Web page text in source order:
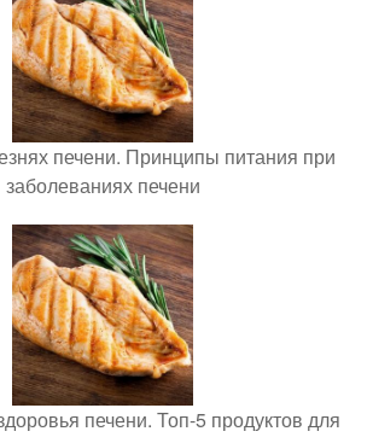
печени. Принципы питания при
заболеваниях печени
печени. Топ-5 продуктов для